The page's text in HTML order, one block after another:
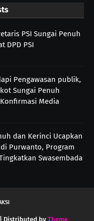
PSI Sungai Penuh
DPD PSI
Pengawasan publik,
Sungai Penuh
Media
dan Kerinci Ucapkan
Purwanto, Program
Swasembada
| Distributed by Theme